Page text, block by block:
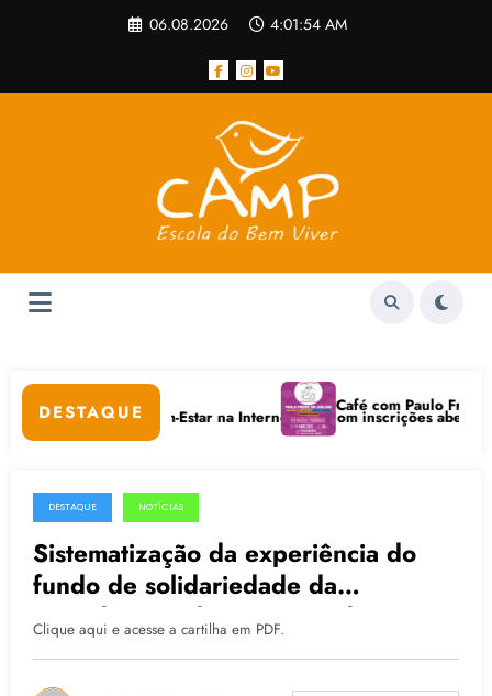
06.08.2026 4:01:54 AM
DESTAQUE
Digitais e Bem-Estar na Internet está com inscrições abertas
Café com Paulo Freire
11.02.2015
DESTAQUE NOTÍCIAS
Sistematização da experiência do
fundo de solidariedade da
arquidiocese de Passo Fundo/RS
Clique aqui e acesse a cartilha em PDF.